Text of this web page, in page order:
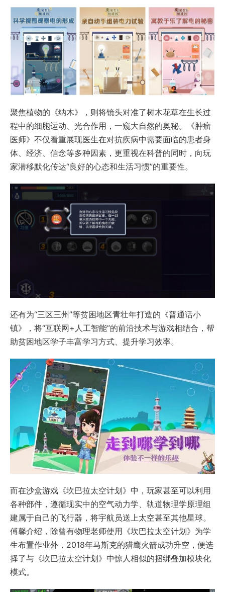
聚焦植物的《纳木》，则将镜头对准了树木花草在生长过
程中的细胞运动、光合作用，一窥大自然的奥秘。《肿瘤
医师》不仅看重展现医生在对抗疾病中需要面临的患者身
体、经济、信念等多种因素，更重视在科普的同时，向玩
家潜移默化传达“良好的心态和生活习惯”的重要性。
还有为“三区三州”等贫困地区青壮年打造的《普通话小
镇》，将“互联网+人工智能”的前沿技术与游戏相结合，帮
助贫困地区学子丰富学习方式、提升学习效率。
而在沙盒游戏《坎巴拉太空计划》中，玩家甚至可以利用
各种部件，遵循现实中的空气动力学、轨道物理学原理组
建属于自己的飞行器，将宇航员送上太空甚至其他星球。
傅馨介绍，除曾有物理老师使用《坎巴拉太空计划》为学
生布置作业外，2018年马斯克的猎鹰火箭成功升空，便选
择了与《坎巴拉太空计划》中惊人相似的捆绑叠加模块化
模式。